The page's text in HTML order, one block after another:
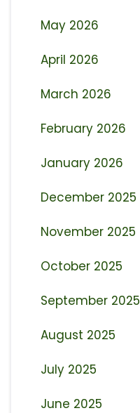
May 2026
April 2026
March 2026
February 2026
January 2026
December 2025
November 2025
October 2025
September 2025
August 2025
July 2025
June 2025